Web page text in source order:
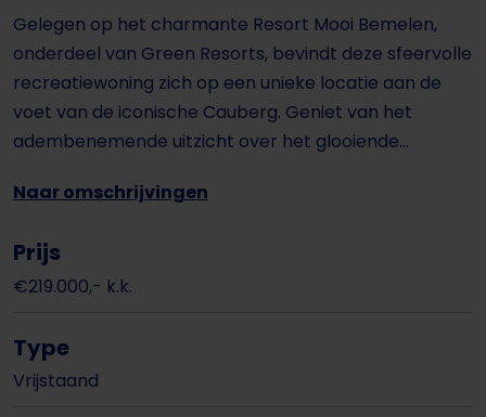
Gelegen op het charmante Resort Mooi Bemelen,
onderdeel van Green Resorts, bevindt deze sfeervolle
recreatiewoning zich op een unieke locatie aan de
voet van de iconische Cauberg. Geniet van het
adembenemende uitzicht over het glooiende...
Naar omschrijvingen
Prijs
€219.000,- k.k.
Type
Vrijstaand